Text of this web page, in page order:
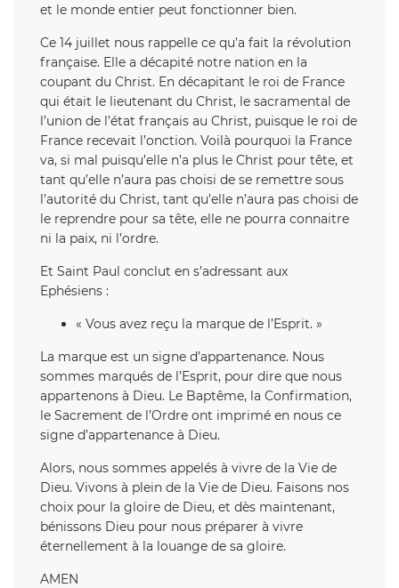
et le monde entier peut fonctionner bien.
Ce 14 juillet nous rappelle ce qu’a fait la révolution
française. Elle a décapité notre nation en la
coupant du Christ. En décapitant le roi de France
qui était le lieutenant du Christ, le sacramental de
l’union de l’état français au Christ, puisque le roi de
France recevait l’onction. Voilà pourquoi la France
va, si mal puisqu’elle n’a plus le Christ pour tête, et
tant qu’elle n’aura pas choisi de se remettre sous
l’autorité du Christ, tant qu’elle n’aura pas choisi de
le reprendre pour sa tête, elle ne pourra connaitre
ni la paix, ni l’ordre.
Et Saint Paul conclut en s’adressant aux
Ephésiens :
« Vous avez reçu la marque de l’Esprit. »
La marque est un signe d’appartenance. Nous
sommes marqués de l’Esprit, pour dire que nous
appartenons à Dieu. Le Baptême, la Confirmation,
le Sacrement de l’Ordre ont imprimé en nous ce
signe d’appartenance à Dieu.
Alors, nous sommes appelés à vivre de la Vie de
Dieu. Vivons à plein de la Vie de Dieu. Faisons nos
choix pour la gloire de Dieu, et dès maintenant,
bénissons Dieu pour nous préparer à vivre
éternellement à la louange de sa gloire.
AMEN